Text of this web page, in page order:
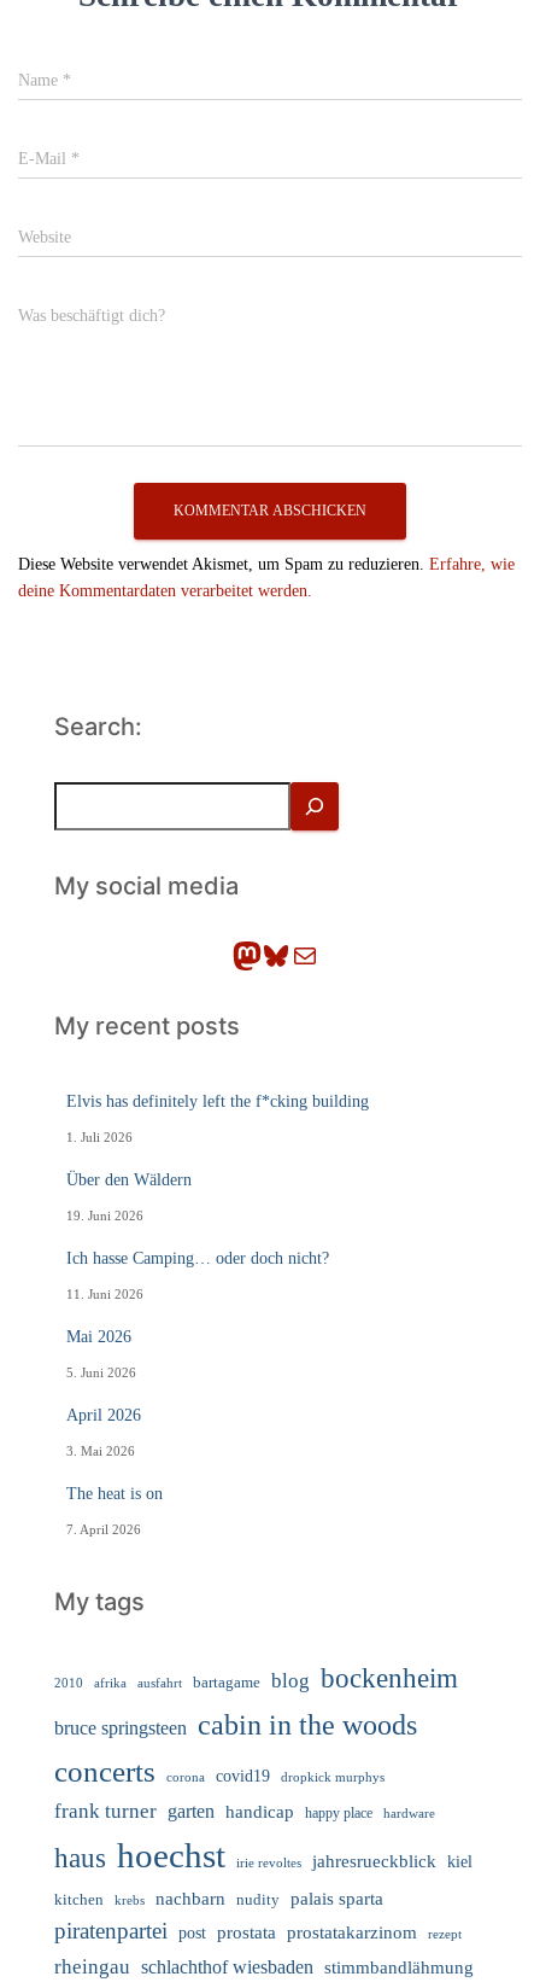
Name *
E-Mail *
Website
Was beschäftigt dich?
Diese Website verwendet Akismet, um Spam zu reduzieren. Erfahre, wie
deine Kommentardaten verarbeitet werden.
Search:
h
eMy social media
Mastodon Bluesky E-Mail
My recent posts
Elvis has definitely left the f*cking building
1. Juli 2026
Über den Wäldern
19. Juni 2026
Ich hasse Camping… oder doch nicht?
11. Juni 2026
Mai 2026
5. Juni 2026
April 2026
3. Mai 2026
The heat is on
7. April 2026
My tags
2010 afrika ausfahrt bartagame blog bockenheim
bruce springsteen
cabin in the woods
concerts
corona covid19 dropkick murphys
frank turner garten handicap happy place hardware
haus hoechst irie revoltes jahresrueckblick kiel
kitchen krebs nachbarn nudity palais sparta
piratenpartei post prostata prostatakarzinom rezept
rheingau schlachthof wiesbaden stimmbandlähmung